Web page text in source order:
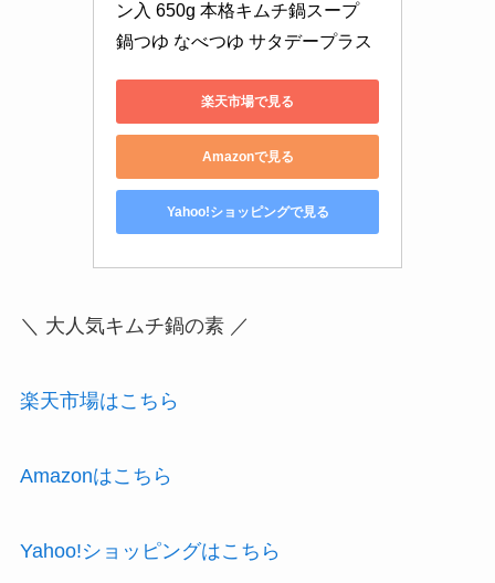
ン入 650g 本格キムチ鍋スープ
鍋つゆ なべつゆ サタデープラス
楽天市場で見る
Amazonで見る
Yahoo!ショッピングで見る
＼ 大人気キムチ鍋の素 ／
楽天市場はこちら
Amazonはこちら
Yahoo!ショッピングはこちら